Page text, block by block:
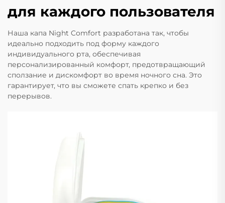
для каждого пользователя
Наша капа Night Comfort разработана так, чтобы
идеально подходить под форму каждого
индивидуального рта, обеспечивая
персонализированный комфорт, предотвращающий
сползание и дискомфорт во время ночного сна. Это
гарантирует, что вы сможете спать крепко и без
перерывов.